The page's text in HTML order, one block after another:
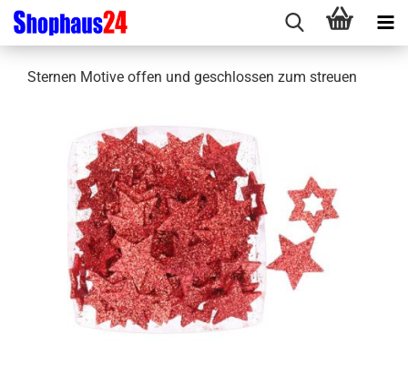
Sternen Motive offen und geschlossen zum streuen